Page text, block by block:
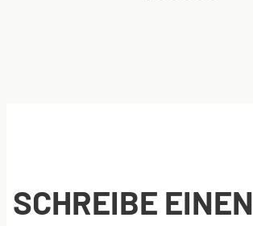
SCHREIBE EINEN